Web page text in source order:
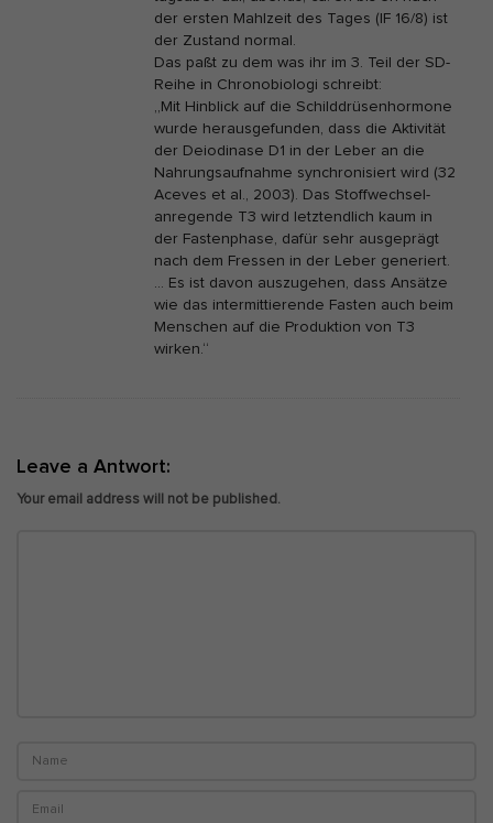
der ersten Mahlzeit des Tages (IF 16/8) ist
der Zustand normal.
Das paßt zu dem was ihr im 3. Teil der SD-
Reihe in Chronobiologi schreibt:
„Mit Hinblick auf die Schilddrüsenhormone
wurde herausgefunden, dass die Aktivität
der Deiodinase D1 in der Leber an die
Nahrungsaufnahme synchronisiert wird (32
Aceves et al., 2003). Das Stoffwechsel-
anregende T3 wird letztendlich kaum in
der Fastenphase, dafür sehr ausgeprägt
nach dem Fressen in der Leber generiert.
… Es ist davon auszugehen, dass Ansätze
wie das intermittierende Fasten auch beim
Menschen auf die Produktion von T3
wirken.“
Leave a Antwort:
Your email address will not be published.